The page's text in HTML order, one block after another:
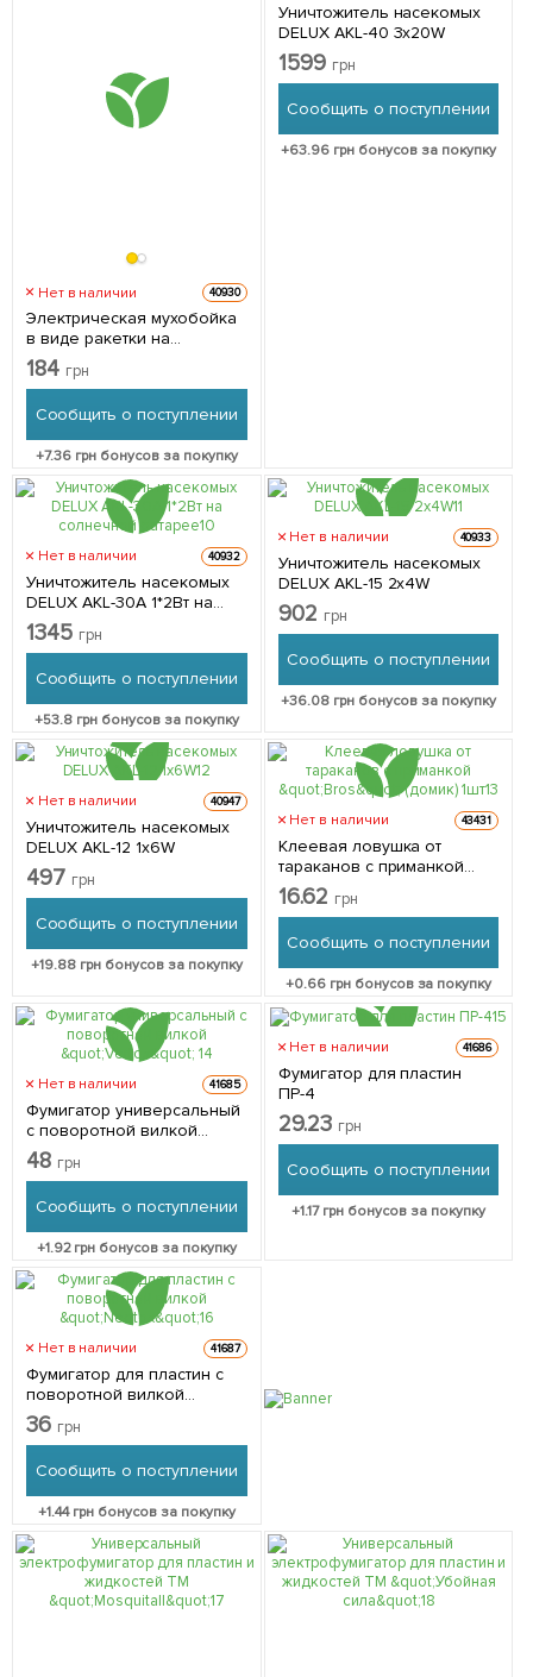
Нет в наличии 40930
Электрическая мухобойка
в виде ракетки на
аккумуляторе Bug Catcher
184 грн
Сообщить о поступлении
+7.36 грн бонусов за покупку
Уничтожитель насекомых
DELUX AKL-40 3x20W
1599 грн
Сообщить о поступлении
+63.96 грн бонусов за покупку
Нет в наличии 40932
Уничтожитель насекомых
DELUX AKL-30А 1*2Вт на
солнечной батарее
1345 грн
Сообщить о поступлении
+53.8 грн бонусов за покупку
Нет в наличии 40933
Уничтожитель насекомых
DELUX AKL-15 2x4W
902 грн
Сообщить о поступлении
+36.08 грн бонусов за покупку
Нет в наличии 40947
Уничтожитель насекомых
DELUX AKL-12 1x6W
497 грн
Сообщить о поступлении
+19.88грн бонусов за покупку
Нет в наличии 43431
Клеевая ловушка от
тараканов с приманкой
"Bros" (домик) 1шт
16.62 грн
Сообщить о поступлении
+0.66грн бонусов за покупку
Нет в наличии 41685
Фумигатор универсальный
с поворотной вилкой
"Vertox"
48 грн
Сообщить о поступлении
+1.92грн бонусов за покупку
Нет в наличии 41686
Фумигатор для пластин
ПР-4
29.23 грн
Сообщить о поступлении
+1.17грн бонусов за покупку
Нет в наличии 41687
Фумигатор для пластин с
поворотной вилкой
"Neotox"
36 грн
Сообщить о поступлении
+1.44грн бонусов за покупку